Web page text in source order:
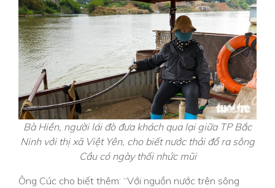
Bà Hiền, người lái đò đưa khách qua lại giữa TP Bắc
Ninh với thị xã Việt Yên, cho biết nước thải đổ ra sông
Cầu có ngày thối nhức mũi
Ông Cúc cho biết thêm: “Với nguồn nước trên sông